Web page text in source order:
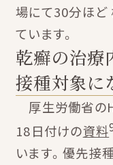
場にて30分ほど
ています。
乾癬の治療
接種対象に
厚生労働省の
18日付けの資料
います。優先接